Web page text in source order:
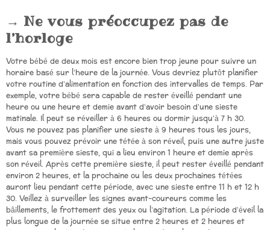
Ne vous préoccupez pas de
l’horloge
Votre bébé de deux mois est encore bien trop jeune pour suivre un
horaire basé sur l’heure de la journée. Vous devriez plutôt planifier
votre routine d’alimentation en fonction des intervalles de temps. Par
exemple, votre bébé sera capable de rester éveillé pendant une
heure ou une heure et demie avant d’avoir besoin d’une sieste
matinale. Il peut se réveiller à 6 heures ou dormir jusqu’à 7 h 30.
Vous ne pouvez pas planifier une sieste à 9 heures tous les jours,
mais vous pouvez prévoir une tétée à son réveil, puis une autre juste
avant sa première sieste, qui a lieu environ 1 heure et demie après
son réveil. Après cette première sieste, il peut rester éveillé pendant
environ 2 heures, et la prochaine ou les deux prochaines tétées
auront lieu pendant cette période, avec une sieste entre 11 h et 12 h
30. Veillez à surveiller les signes avant-coureurs comme les
bâillements, le frottement des yeux ou l’agitation. La période d’éveil la
plus longue de la journée se situe entre 2 heures et 2 heures et